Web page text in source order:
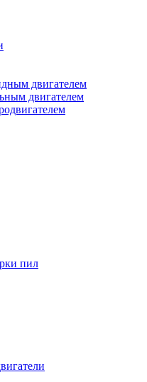
двигателем
двигателем
пил